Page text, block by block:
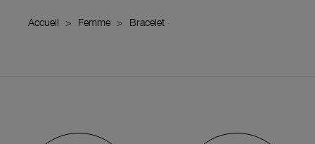
Accueil Femme Bracelet